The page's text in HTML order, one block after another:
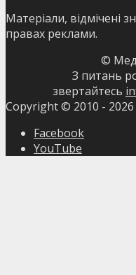
Матеріали, відмічені
правах реклами.
©
З питань
звертайтесь
Copyright © 2010 - 2026
Facebook
YouTube